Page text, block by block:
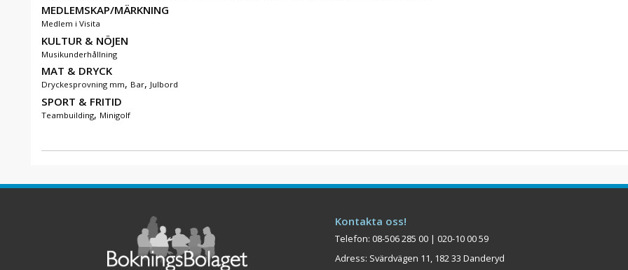
MEDLEMSKAP/MÄRKNING
Medlem i Visita
KULTUR & NÖJEN
Musikunderhållning
MAT & DRYCK
Dryckesprovning mm, Bar, Julbord
SPORT & FRITID
Teambuilding, Minigolf
Kontakta oss!
Telefon: 08-506 285 00 | 020-10 00 59
Adress: Svärdvägen 11, 182 33 Danderyd